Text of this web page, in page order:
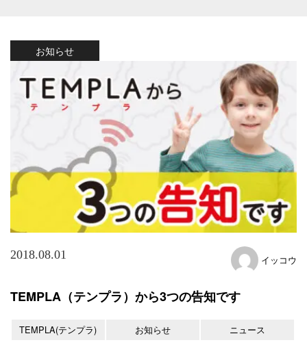
お知らせ
2018.08.01 イッコウ
TEMPLA（テンプラ）から3つの告知です
TEMPLA(テンプラ) お知らせ ニュース